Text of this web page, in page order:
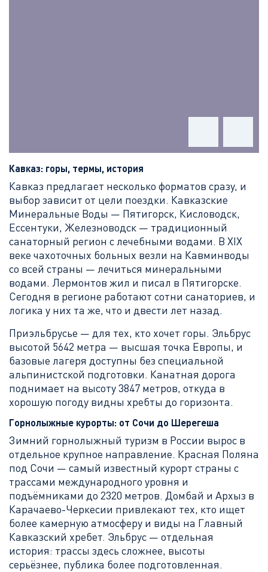
Кавказ: горы, термы, история
Кавказ предлагает несколько форматов сразу, и
выбор зависит от цели поездки. Кавказские
Минеральные Воды — Пятигорск, Кисловодск,
Ессентуки, Железноводск — традиционный
санаторный регион с лечебными водами. В XIX
веке чахоточных больных везли на Кавминводы
со всей страны — лечиться минеральными
водами. Лермонтов жил и писал в Пятигорске.
Сегодня в регионе работают сотни санаториев, и
логика у них та же, что и двести лет назад.
Приэльбрусье — для тех, кто хочет горы. Эльбрус
высотой 5642 метра — высшая точка Европы, и
базовые лагеря доступны без специальной
альпинистской подготовки. Канатная дорога
поднимает на высоту 3847 метров, откуда в
хорошую погоду видны хребты до горизонта.
Горнолыжные курорты: от Сочи до Шерегеша
Зимний горнолыжный туризм в России вырос в
отдельное крупное направление. Красная Поляна
под Сочи — самый известный курорт страны с
трассами международного уровня и
подъёмниками до 2320 метров. Домбай и Архыз в
Карачаево-Черкесии привлекают тех, кто ищет
более камерную атмосферу и виды на Главный
Кавказский хребет. Эльбрус — отдельная
история: трассы здесь сложнее, высоты
серьёзнее, публика более подготовленная.